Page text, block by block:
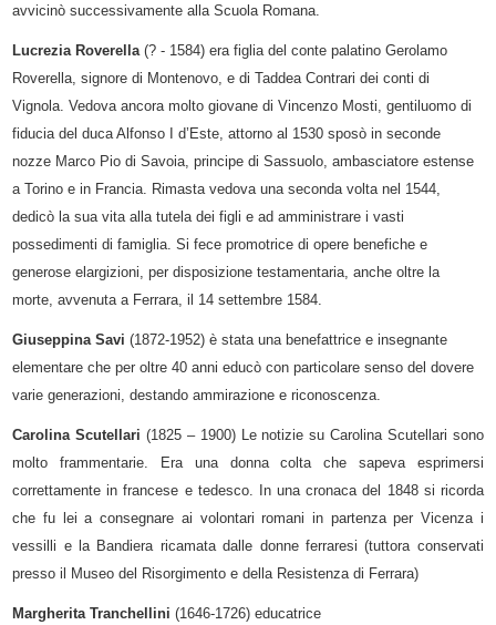
avvicinò successivamente alla Scuola Romana.
Lucrezia Roverella (? - 1584) era figlia del conte palatino Gerolamo
Roverella, signore di Montenovo, e di Taddea Contrari dei conti di
Vignola. Vedova ancora molto giovane di Vincenzo Mosti, gentiluomo di
fiducia del duca Alfonso I d’Este, attorno al 1530 sposò in seconde
nozze Marco Pio di Savoia, principe di Sassuolo, ambasciatore estense
a Torino e in Francia. Rimasta vedova una seconda volta nel 1544,
dedicò la sua vita alla tutela dei figli e ad amministrare i vasti
possedimenti di famiglia. Si fece promotrice di opere benefiche e
generose elargizioni, per disposizione testamentaria, anche oltre la
morte, avvenuta a Ferrara, il 14 settembre 1584.
Giuseppina Savi (1872-1952) è stata una benefattrice e insegnante
elementare che per oltre 40 anni educò con particolare senso del dovere
varie generazioni, destando ammirazione e riconoscenza.
Carolina Scutellari (1825 – 1900) Le notizie su Carolina Scutellari sono
molto frammentarie. Era una donna colta che sapeva esprimersi
correttamente in francese e tedesco. In una cronaca del 1848 si ricorda
che fu lei a consegnare ai volontari romani in partenza per Vicenza i
vessilli e la Bandiera ricamata dalle donne ferraresi (tuttora conservati
presso il Museo del Risorgimento e della Resistenza di Ferrara)
Margherita Tranchellini (1646-1726) educatrice